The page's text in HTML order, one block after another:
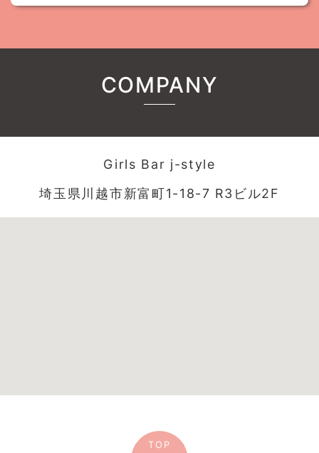
COMPANY
Girls Bar j-style
埼玉県川越市新富町1-18-7 R3ビル2F
TOP